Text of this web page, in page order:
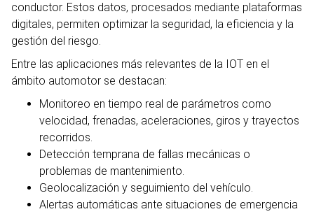
conductor. Estos datos, procesados mediante plataformas
digitales, permiten optimizar la seguridad, la eficiencia y la
gestión del riesgo.
Entre las aplicaciones más relevantes de la IOT en el
ámbito automotor se destacan:
Monitoreo en tiempo real de parámetros como
velocidad, frenadas, aceleraciones, giros y trayectos
recorridos.
Detección temprana de fallas mecánicas o
problemas de mantenimiento.
Geolocalización y seguimiento del vehículo.
Alertas automáticas ante situaciones de emergencia